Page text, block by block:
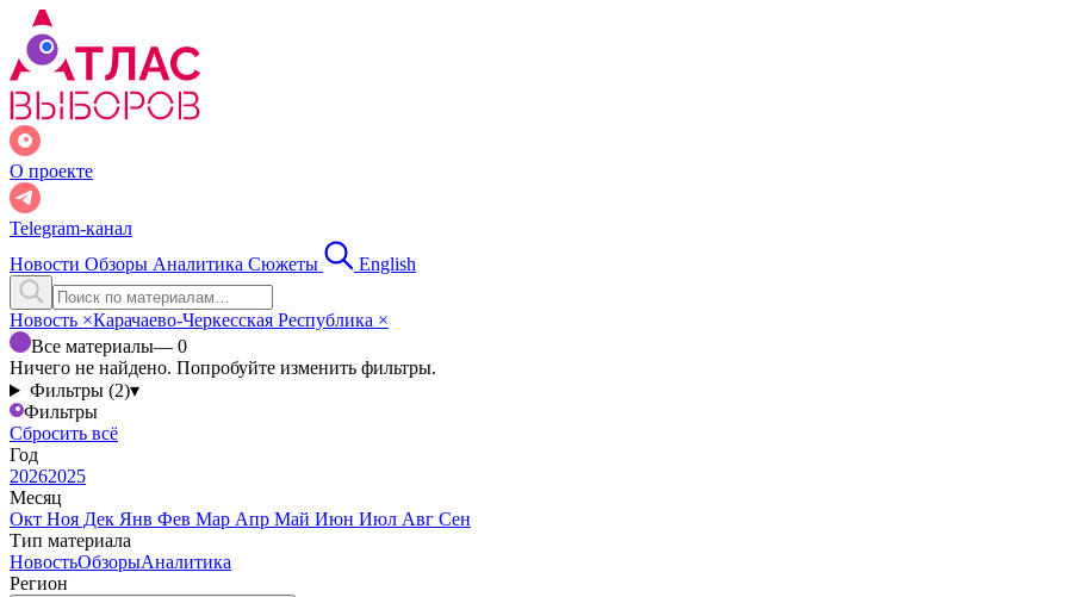
О проекте
Telegram-канал
Новости Обзоры Аналитика Сюжеты English
Новость ×Карачаево-Черкесская Республика ×
Все материалы— 0
Ничего не найдено. Попробуйте изменить фильтры.
Фильтры (2)▾
Фильтры
Сбросить всё
Год
20262025
Месяц
Окт Ноя Дек Янв Фев Мар Апр Май Июн Июл Авг Сен
Тип материала
НовостьОбзорыАналитика
Регион